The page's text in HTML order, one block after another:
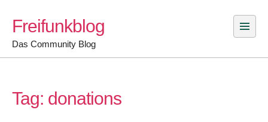
content
Freifunkblog
Das Community Blog
Tag: donations